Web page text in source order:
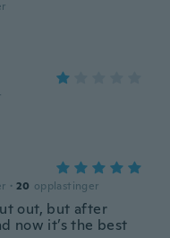
· 20 opplastinger
out, but after
now it’s the best